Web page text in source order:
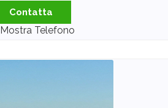
Contatta
Mostra Telefono